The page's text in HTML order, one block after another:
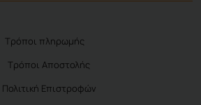
Τρόποι πληρωμής
Τρόποι Αποστολής
Πολιτική Επιστροφών